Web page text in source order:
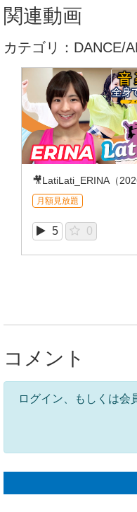
関連動画
カテゴリ：DANCE/
🎥LatiLati_ERINA（
月額見放題
5 0
コメント
ログイン、もしくは会